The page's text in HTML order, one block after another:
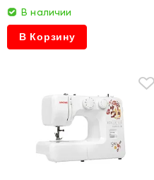
В наличии
В Корзину